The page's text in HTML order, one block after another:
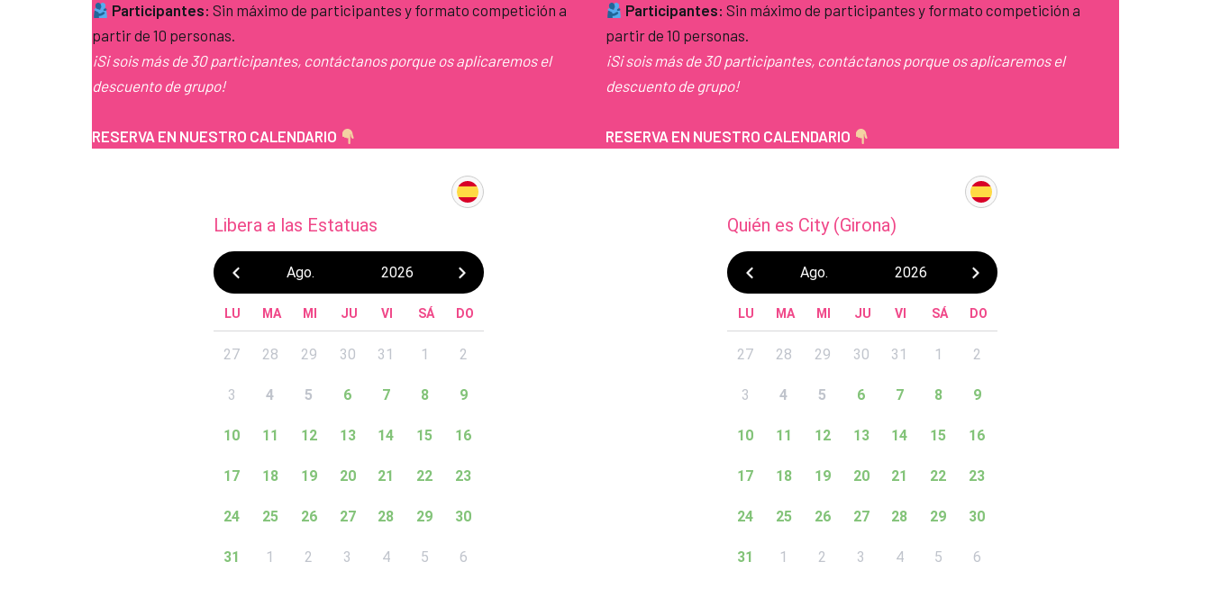
Participantes: Sin máximo de participantes y formato competición a
partir de 10 personas.
¡Si sois más de 30 participantes, contáctanos porque os aplicaremos el
descuento de grupo!
RESERVA EN NUESTRO CALENDARIO
Participantes: Sin máximo de participantes y formato competición a
partir de 10 personas.
¡Si sois más de 30 participantes, contáctanos porque os aplicaremos el
descuento de grupo!
RESERVA EN NUESTRO CALENDARIO